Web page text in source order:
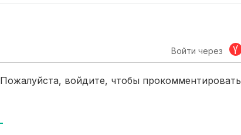
Войти через
Пожалуйста, войдите, чтобы прокомментировать